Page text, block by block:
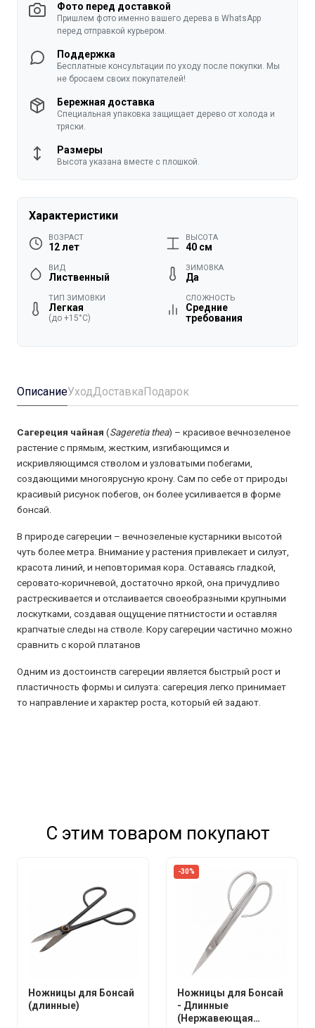
Фото перед доставкой
Пришлем фото именно вашего дерева в WhatsApp
перед отправкой курьером.
Поддержка
Бесплатные консультации по уходу после покупки. Мы
не бросаем своих покупателей!
Бережная доставка
Специальная упаковка защищает дерево от холода и
тряски.
Размеры
Высота указана вместе с плошкой.
Характеристики
ВОЗРАСТ
12 лет
ВЫСОТА
40 см
ВИД
Лиственный
ЗИМОВКА
Да
ТИП ЗИМОВКИ
Легкая
(до +15°C)
СЛОЖНОСТЬ
Средние
требования
ОписаниеУходДоставкаПодарок
Сагереция чайная (Sageretia thea) – красивое вечнозеленое
растение с прямым, жестким, изгибающимся и
искривляющимся стволом и узловатыми побегами,
создающими многоярусную крону. Сам по себе от природы
красивый рисунок побегов, он более усиливается в форме
бонсай.
В природе сагереции – вечнозеленые кустарники высотой
чуть более метра. Внимание у растения привлекает и силуэт,
красота линий, и неповторимая кора. Оставаясь гладкой,
серовато-коричневой, достаточно яркой, она причудливо
растрескивается и отслаивается своеобразными крупными
лоскутками, создавая ощущение пятнистости и оставляя
крапчатые следы на стволе. Кору сагереции частично можно
сравнить с корой платанов
Одним из достоинств сагереции является быстрый рост и
пластичность формы и силуэта: сагереция легко принимает
то направление и характер роста, который ей задают.
С этим товаром покупают
Ножницы для Бонсай
(длинные)
-30%
Ножницы для Бонсай
- Длинные
(Нержавеющая